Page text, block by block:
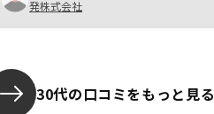
いたので安心して、購入する事が出
来ました。周りでは色々と否定やア
った人しか分からないことに挑戦す
る事に意味があると思い、今回お世
話になることとしました。
発株式会社
30代の口コミをもっと見る